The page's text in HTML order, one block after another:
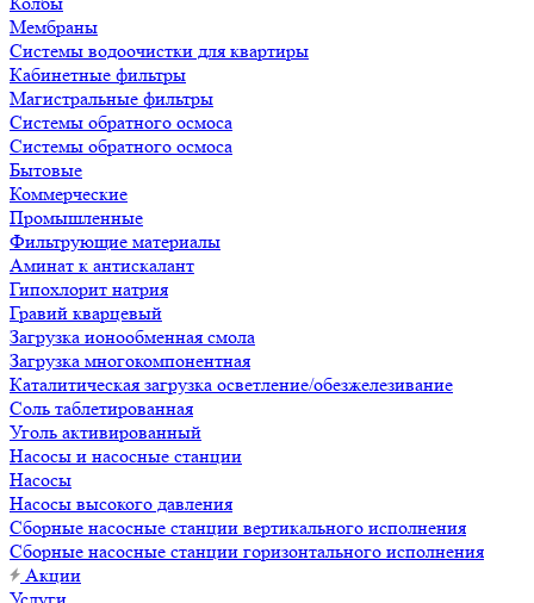
Мембраны
Системы водоочистки для квартиры
Кабинетные фильтры
Магистральные фильтры
Системы обратного осмоса
Системы обратного осмоса
Бытовые
Коммерческие
Промышленные
Фильтрующие материалы
Аминат к антискалант
Гипохлорит натрия
Гравий кварцевый
Загрузка ионообменная смола
Загрузка многокомпонентная
Каталитическая загрузка осветление/обезжелезивание
Соль таблетированная
Уголь активированный
Насосы и насосные станции
Насосы
Насосы высокого давления
Сборные насосные станции вертикального исполнения
Сборные насосные станции горизонтального исполнения
Акции